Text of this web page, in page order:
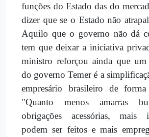
funções do Estado das do
dizer que se o Estado não
Aquilo que o governo não dá
tem que deixar a iniciativa
ministro reforçou ainda que um
do governo Temer é a
empresário brasileiro de forma
"Quanto menos amarras
obrigações acessórias, mais
podem ser feitos e mais